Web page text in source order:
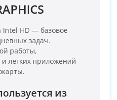
Intel HD — базовое
задач.
работы,
лёгких приложений
из